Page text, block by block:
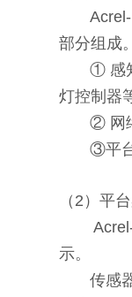
Acrel-
部分组成。
① 感知
灯控制器
② 网络
③平台层
（2）平
Acrel-
示。
传感器